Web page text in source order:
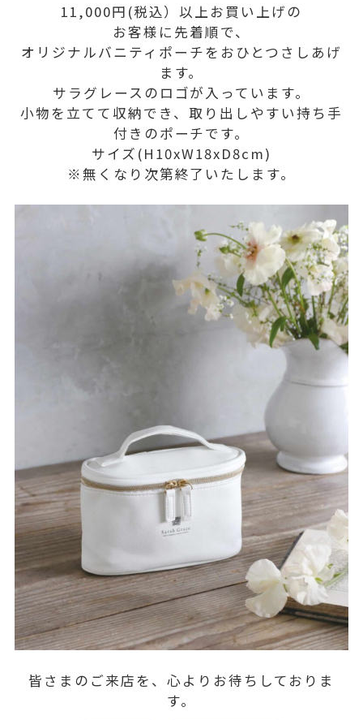
11,000円(税込）以上お買い上げの
お客様に先着順で、
オリジナルバニティポーチをおひとつさしあげ
ます。
サラグレースのロゴが入っています。
小物を立てて収納でき、取り出しやすい持ち手
付きのポーチです。
サイズ(H10xW18xD8cm)
※無くなり次第終了いたします。
皆さまのご来店を、心よりお待ちしておりま
す。